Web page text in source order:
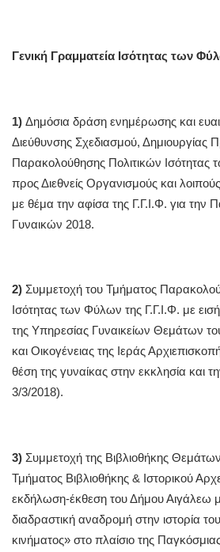
Γενική Γραμματεία Ισότητας των
1) Δημόσια δράση ενημέρωσης και
Διεύθυνσης Σχεδιασμού, Δημιουργίας
Παρακολούθησης Πολιτικών Ισότητας
προς Διεθνείς Οργανισμούς και
με θέμα την αφίσα της Γ.Γ.Ι.Φ. για την
Γυναικών 2018.
2) Συμμετοχή του Τμήματος
Ισότητας των Φύλων της Γ.Γ.Ι.Φ. με
της Υπηρεσίας Γυναικείων Θεμάτων
και Οικογένειας της Ιεράς
θέση της γυναίκας στην εκκλησία και
3/3/2018).
3) Συμμετοχή της Βιβλιοθήκης
Τμήματος Βιβλιοθήκης & Ιστορικού
εκδήλωση-έκθεση του Δήμου Αιγάλεω
διαδραστική αναδρομή στην ιστορία του
κινήματος» στο πλαίσιο της